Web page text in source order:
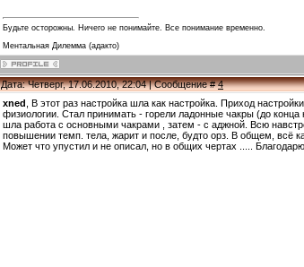
Будьте осторожны. Ничего не понимайте. Все понимание временно.
Ментальная Дилемма (адакто)
Дата: Четверг, 17.06.2010, 22:04 | Сообщение #4
xned , В этот раз настройка шла как настройка. Приход
физиологии. Стал принимать - горели ладонные чакры (до конца
шла работа с основными чакрами , затем - с аджной. Всю
повышении темп. тела, жарит и после, будто орз. В общем, всё
Может что упустил и не описал, но в общих чертах ..... Благодарю